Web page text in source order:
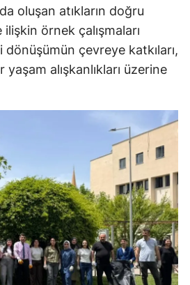
oluşan atıkların doğru
örnek çalışmaları
çevreye katkıları,
alışkanlıkları üzerine